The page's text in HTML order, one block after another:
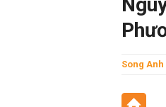
Song Anh